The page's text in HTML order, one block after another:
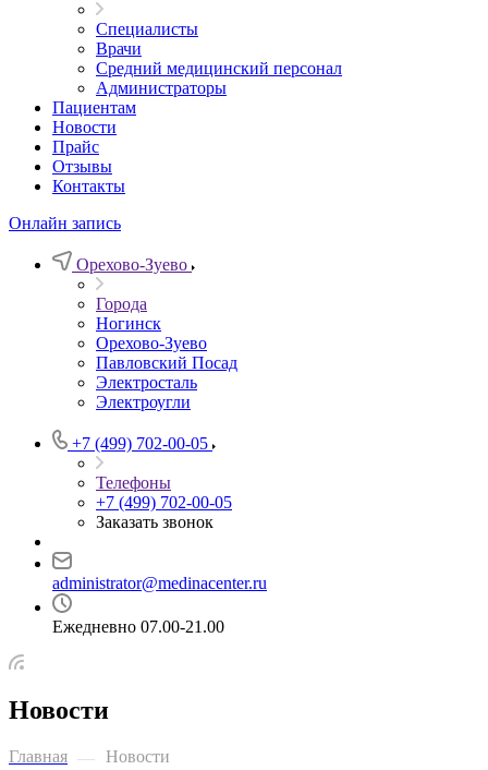
Специалисты
Врачи
Средний медицинский персонал
Администраторы
Пациентам
Новости
Прайс
Отзывы
Контакты
Онлайн запись
Орехово-Зуево
Города
Ногинск
Орехово-Зуево
Павловский Посад
Электросталь
Электроугли
+7 (499) 702-00-05
Телефоны
+7 (499) 702-00-05
Заказать звонок
administrator@medinacenter.ru
Ежедневно 07.00-21.00
Новости
Главная — Новости